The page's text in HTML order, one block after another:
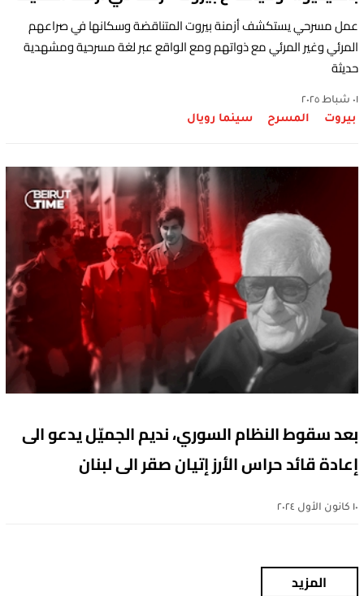
عمل مسرحي يستكشف أزمنة بيروت المتناقضة وسكانها في صراعهم
المرئي وغير المرئي مع ذواتهم ومع الواقع عبر لغة مسرحية ومشهدية
حديثة
٠١ شباط ٢٠٢٥
بيروت المسرح سينما رويال
بعد سقوط النظام السوري، نديم الجميّل يدعو الى
إعادة قائد حراس الأرز إتيان صقر الى لبنان
١٠ كانون الأول ٢٠٢٤
المزيد